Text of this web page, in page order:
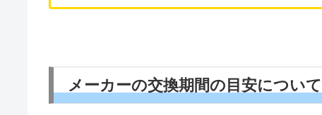
メーカーの交換期間の目安について